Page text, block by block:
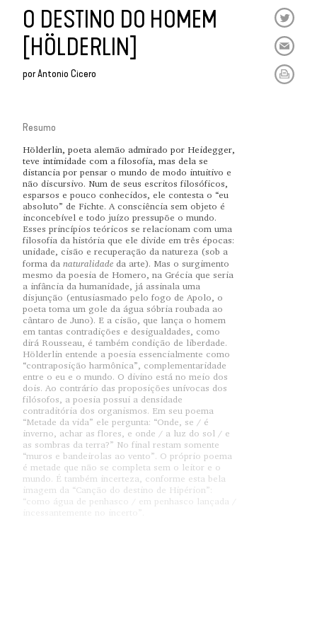
O DESTINO DO HOMEM
[HÖLDERLIN]
porAntonio Cicero
Resumo
Hölderlin, poeta alemão admirado por Heidegger,
teve intimidade com a filosofia, mas dela se
distancia por pensar o mundo de modo intuitivo e
não discursivo. Num de seus escritos filosóficos,
esparsos e pouco conhecidos, ele contesta o “eu
absoluto” de Fichte. A consciência sem objeto é
inconcebível e todo juízo pressupõe o mundo.
Esses princípios teóricos se relacionam com uma
filosofia da história que ele divide em três épocas:
unidade, cisão e recuperação da natureza (sob a
forma da naturalidade da arte). Mas o surgimento
mesmo da poesia de Homero, na Grécia que seria
a infância da humanidade, já assinala uma
disjunção (entusiasmado pelo fogo de Apolo, o
poeta toma um gole da água sóbria roubada ao
cântaro de Juno). E a cisão, que lança o homem
em tantas contradições e desigualdades, como
dirá Rousseau, é também condição de liberdade.
Hölderlin entende a poesia essencialmente como
“contraposição harmônica”, complementaridade
entre o eu e o mundo. O divino está no meio dos
dois. Ao contrário das proposições unívocas dos
filósofos, a poesia possui a densidade
contraditória dos organismos. Em seu poema
“Metade da vida” ele pergunta: “Onde, se / é
inverno, achar as flores, e onde / a luz do sol / e
as sombras da terra?” No final restam somente
“muros e bandeirolas ao vento”. O próprio poema
é metade que não se completa sem o leitor e o
mundo. É também incerteza, conforme esta bela
imagem da “Canção do destino de Hipérion”:
“como água de penhasco / em penhasco lançada /